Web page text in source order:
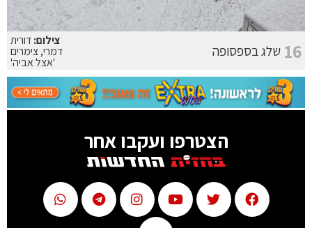
16 שלג בספסופה
צילום:דורית
דמרי, צימרים
'אצל אביה'
הצטרפו ועקבו אחר